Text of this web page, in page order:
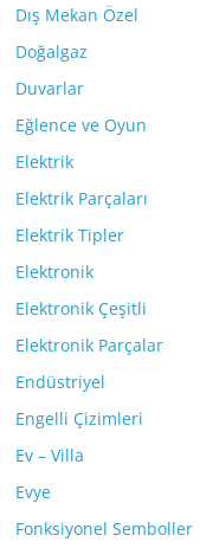
Dış Mekan Özel
Doğalgaz
Duvarlar
Eğlence ve Oyun
Elektrik
Elektrik Parçaları
Elektrik Tipler
Elektronik
Elektronik Çeşitli
Elektronik Parçalar
Endüstriyel
Engelli Çizimleri
Ev – Villa
Evye
Fonksiyonel Semboller